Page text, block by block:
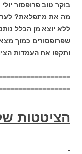
בוקר טוב פרופסור
מה את מתפלאת?
ללא יוצא מן הכלל
שפרופסורים כמוך
ותקפו את העמדות
הציטטות